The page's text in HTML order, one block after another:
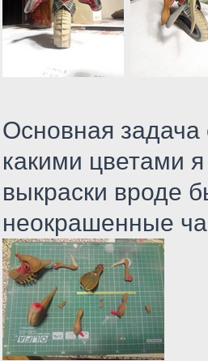
Основная задача
какими цветами
выкраски вроде
неокрашенные